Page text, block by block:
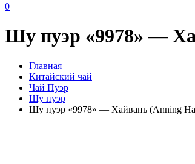
0
Шу пуэр «9978» —
Главная
Китайский чай
Чай Пуэр
Шу пуэр
Шу пуэр «9978» — Хайвань (Anning